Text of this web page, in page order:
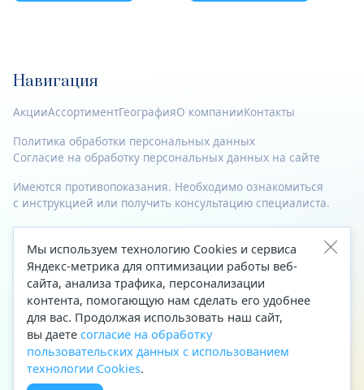
Навигация
АкцииАссортиментГеографияО компанииКонтакты
Политика обработки персональных данных
Согласие на обработку персональных данных на сайте
Имеются противопоказания. Необходимо ознакомиться
с инструкцией или получить консультацию специалиста.
© 2023—2026 Все права защищены.
Адрес
Архангельск, ул. Папанина, д. 19 (вход в здание со стороны
автоцентра «Тойота»)
Приемная Генерального директора
Телефон
+7 (8182) 63-60-31
Факс
+7 (8182) 68-66-71
Мы используем технологию Cookies и сервиса
Яндекс-метрика для оптимизации работы веб-
сайта, анализа трафика, персонализации
контента, помогающую нам сделать его удобнее
для вас. Продолжая использовать наш сайт,
вы даете согласие на обработку
пользовательских данных с использованием
технологии Cookies.